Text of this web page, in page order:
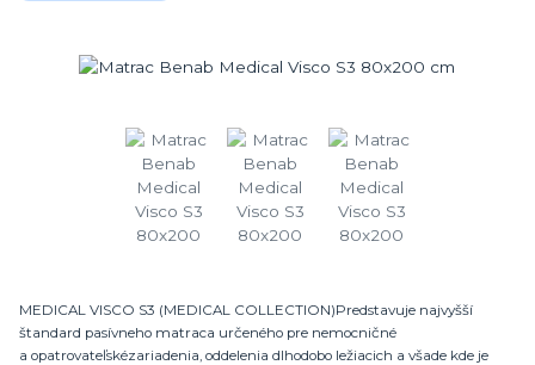
MEDICAL VISCO S3 (MEDICAL COLLECTION)Predstavuje najvyšší
štandard pasívneho matraca určeného pre nemocničné
a opatrovateľskézariadenia, oddelenia dlhodobo ležiacich a všade kde je